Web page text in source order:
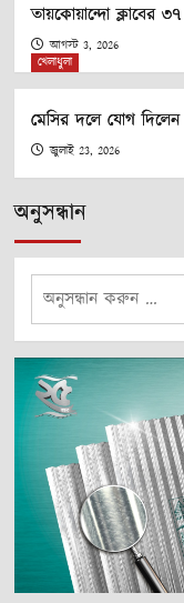
তায়কোয়ান্দো ক্লাবের
আগস্ট 3, 2026
খেলাধুলা
মেসির দলে যোগ দিলেন
জুলাই 23, 2026
অনুসন্ধান
অনুসন্ধানঃ